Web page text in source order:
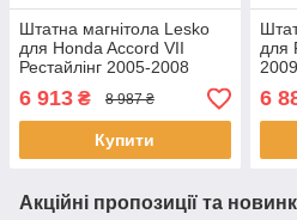
Штатна магнітола Lesko
для Honda Accord VII
Рестайлінг 2005-2008
Optima GPS Andr 26 шт.
6 913 ₴ 8 987 ₴
Купити
для
6
Акційні пропозиції та